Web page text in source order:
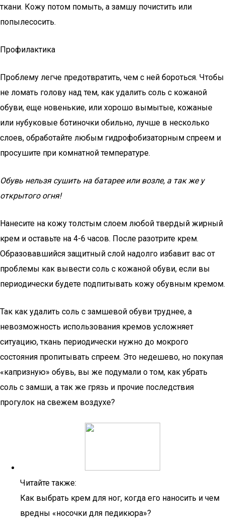
ткани. Кожу потом помыть, а замшу почистить или
попылесосить.
Профилактика
Проблему легче предотвратить, чем с ней бороться. Чтобы
не ломать голову над тем, как удалить соль с кожаной
обуви, еще новенькие, или хорошо вымытые, кожаные
или нубуковые ботиночки обильно, лучше в несколько
слоев, обработайте любым гидрофобизаторным спреем и
просушите при комнатной температуре.
Обувь нельзя сушить на батарее или возле, а так же у
открытого огня!
Нанесите на кожу толстым слоем любой твердый жирный
крем и оставьте на 4-6 часов. После разотрите крем.
Образовавшийся защитный слой надолго избавит вас от
проблемы как вывести соль с кожаной обуви, если вы
периодически будете подпитывать кожу обувным кремом.
Так как удалить соль с замшевой обуви труднее, а
невозможность использования кремов усложняет
ситуацию, ткань периодически нужно до мокрого
состояния пропитывать спреем. Это недешево, но покупая
«капризную» обувь, вы же подумали о том, как убрать
соль с замши, а так же грязь и прочие последствия
прогулок на свежем воздухе?
Читайте также:
Как выбрать крем для ног, когда его наносить и чем
вредны «носочки для педикюра»?